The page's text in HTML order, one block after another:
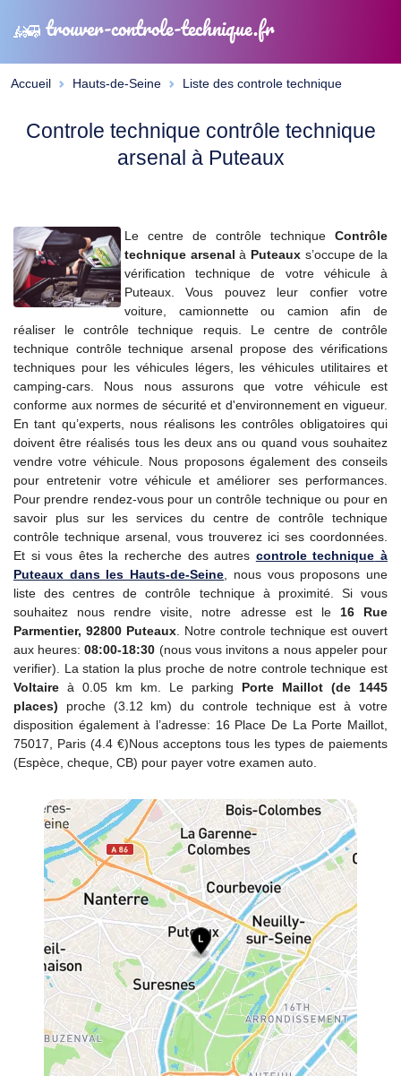
trouver-controle-technique.fr
Accueil Hauts-de-Seine Liste des controle technique
Controle technique contrôle technique
arsenal à Puteaux
Le centre de contrôle technique Contrôle
technique arsenal à Puteaux s’occupe de la
vérification technique de votre véhicule à
Puteaux. Vous pouvez leur confier votre
voiture, camionnette ou camion afin de
réaliser le contrôle technique requis. Le centre de contrôle
technique contrôle technique arsenal propose des vérifications
techniques pour les véhicules légers, les véhicules utilitaires et
camping-cars. Nous nous assurons que votre véhicule est
conforme aux normes de sécurité et d'environnement en vigueur.
En tant qu’experts, nous réalisons les contrôles obligatoires qui
doivent être réalisés tous les deux ans ou quand vous souhaitez
vendre votre véhicule. Nous proposons également des conseils
pour entretenir votre véhicule et améliorer ses performances.
Pour prendre rendez-vous pour un contrôle technique ou pour en
savoir plus sur les services du centre de contrôle technique
contrôle technique arsenal, vous trouverez ici ses coordonnées.
Et si vous êtes la recherche des autres controle technique à
Puteaux dans les Hauts-de-Seine , nous vous proposons une
liste des centres de contrôle technique à proximité. Si vous
souhaitez nous rendre visite, notre adresse est le 16 Rue
Parmentier, 92800 Puteaux . Notre controle technique est ouvert
aux heures:08:00-18:30 (nous vous invitons a nous appeler pour
verifier). La station la plus proche de notre controle technique est
Voltaire à 0.05 km km. Le parking Porte Maillot (de 1445
places) proche (3.12 km) du controle technique est à votre
disposition également à l’adresse: 16 Place De La Porte Maillot,
75017, Paris (4.4 €)Nous acceptons tous les types de paiements
(Espèce, cheque, CB) pour payer votre examen auto.